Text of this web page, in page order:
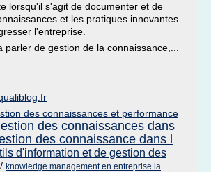
lorsqu'il s'agit de documenter et de
et les pratiques innovantes
l'entreprise.
parler de gestion de la connaissance,...
des connaissances et performance
des connaissances dans
des connaissance dans l
d'information et de gestion des
/ knowledge management en entreprise la